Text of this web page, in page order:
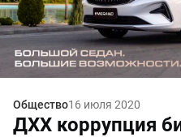
Общество16 июля 2020
ДХХ коррупция